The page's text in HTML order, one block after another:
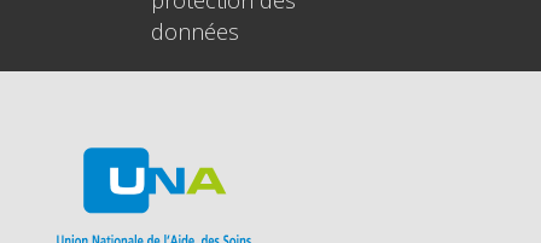
données